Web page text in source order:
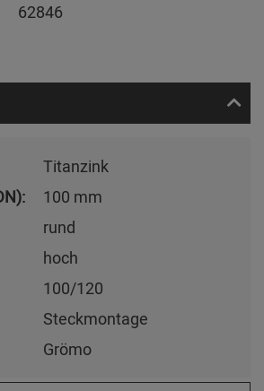
62846
Titanzink
100 mm
rund
hoch
100/120
Steckmontage
Grömo